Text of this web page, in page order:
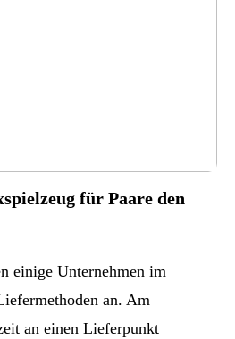
für Paare den
einige Unternehmen im
an. Am
an einen Lieferpunkt